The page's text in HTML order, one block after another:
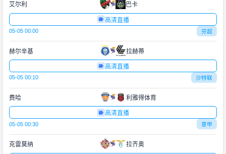
艾尔利 巴卡
高清直播
05-05 00:00 芬超
赫尔辛基 拉赫蒂
高清直播
05-05 00:10 沙特联
费哈 利雅得体育
高清直播
05-05 00:30 意甲
克雷莫纳 拉齐奥